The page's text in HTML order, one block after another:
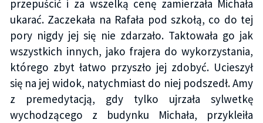
przepuścić i za wszelką cenę zamierzała Michała
ukarać. Zaczekała na Rafała pod szkołą, co do tej
pory nigdy jej się nie zdarzało. Taktowała go jak
wszystkich innych, jako frajera do wykorzystania,
którego zbyt łatwo przyszło jej zdobyć. Ucieszył
się na jej widok, natychmiast do niej podszedł. Amy
z premedytacją, gdy tylko ujrzała sylwetkę
wychodzącego z budynku Michała, przykleiła